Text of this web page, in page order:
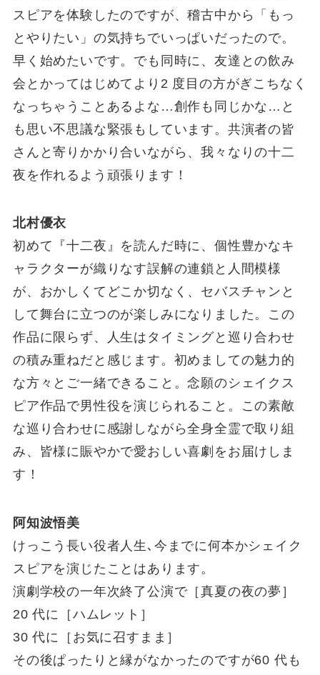
スピアを体験したのですが、稽古中から「もっ
とやりたい」の気持ちでいっぱいだったので。
早く始めたいです。でも同時に、友達との飲み
会とかってはじめてより2 度目の方がぎこちなく
なっちゃうことあるよな…創作も同じかな…と
も思い不思議な緊張もしています。共演者の皆
さんと寄りかかり合いながら、我々なりの十二
夜を作れるよう頑張ります！
北村優衣
初めて『十二夜』を読んだ時に、個性豊かなキ
ャラクターが織りなす誤解の連鎖と人間模様
が、おかしくてどこか切なく、セバスチャンと
して舞台に立つのが楽しみになりました。この
作品に限らず、人生はタイミングと巡り合わせ
の積み重ねだと感じます。初めましての魅力的
な方々とご一緒できること。念願のシェイクス
ピア作品で男性役を演じられること。この素敵
な巡り合わせに感謝しながら全身全霊で取り組
み、皆様に賑やかで愛おしい喜劇をお届けしま
す！
阿知波悟美
けっこう長い役者人生､今までに何本かシェイク
スピアを演じたことはあります。
演劇学校の一年次終了公演で［真夏の夜の夢］
20 代に［ハムレット］
30 代に［お気に召すまま］
その後ぱったりと縁がなかったのですが60 代も